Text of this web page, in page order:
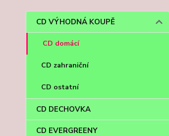
CD VÝHODNÁ KOUPĚ
CD domácí
CD zahraniční
CD ostatní
CD DECHOVKA
CD EVERGREENY